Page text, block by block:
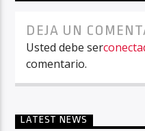
DEJA UN
Usted debe ser
comentario.
LATEST NEWS